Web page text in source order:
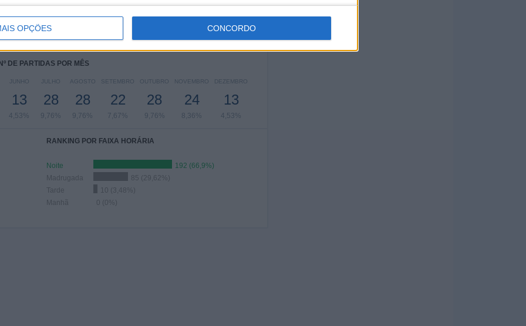
OPÇÕES CONCORDO
17
5,92%
38
13,24%
58
20,21%
61
21,25%
Nº DE PARTIDAS POR MÊS
JUNHO
13
4,53%
JULHO
28
9,76%
AGOSTO
28
9,76%
SETEMBRO
22
7,67%
OUTUBRO
28
9,76%
NOVEMBRO
24
8,36%
DEZEMBRO
13
4,53%
RANKING POR FAIXA HORÁRIA
Noite
192 (66,9%)
Madrugada
85 (29,62%)
Tarde
10 (3,48%)
Manhã
0 (0%)